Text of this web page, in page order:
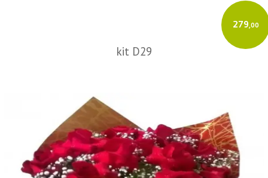
279,00
kit D29